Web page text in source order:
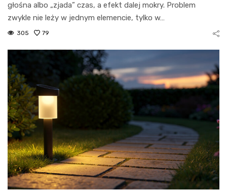
głośna albo „zjada” czas, a efekt dalej mokry. Problem
zwykle nie leży w jednym elemencie, tylko w…
305 79